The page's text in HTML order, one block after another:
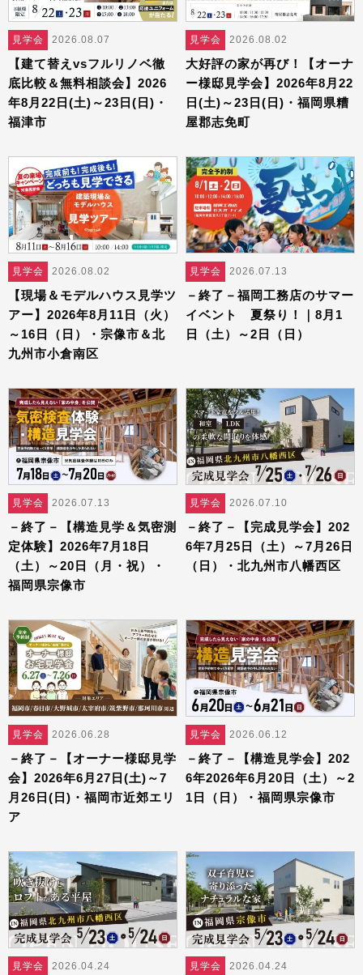
見学会 2026.08.07
【建て替えvsフルリノベ徹
底比較＆無料相談会】2026
年8月22日(土)～23日(日)・
福津市
見学会 2026.08.02
大好評の家が再び！【オーナ
ー様邸見学会】2026年8月22
日(土)～23日(日)・福岡県糟
屋郡志免町
見学会 2026.08.02
【現場＆モデルハウス見学ツ
アー】2026年8月11日（火）
～16日（日）・宗像市＆北
九州市小倉南区
見学会 2026.07.13
－終了－福岡工務店のサマー
イベント 夏祭り！｜8月1
日（土）～2日（日）
見学会 2026.07.13
－終了－【構造見学＆気密測
定体験】2026年7月18日
（土）～20日（月・祝）・
福岡県宗像市
見学会 2026.07.10
－終了－【完成見学会】202
6年7月25日（土）～7月26日
（日）・北九州市八幡西区
見学会 2026.06.28
－終了－【オーナー様邸見学
会】2026年6月27日(土)～7
月26日(日)・福岡市近郊エリ
ア
見学会 2026.06.12
－終了－【構造見学会】202
6年2026年6月20日（土）～2
1日（日）・福岡県宗像市
見学会 2026.04.24 見学会 2026.04.24